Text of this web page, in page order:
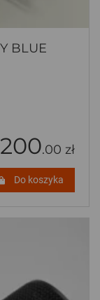
BLUE
200.00 zł
Do koszyka